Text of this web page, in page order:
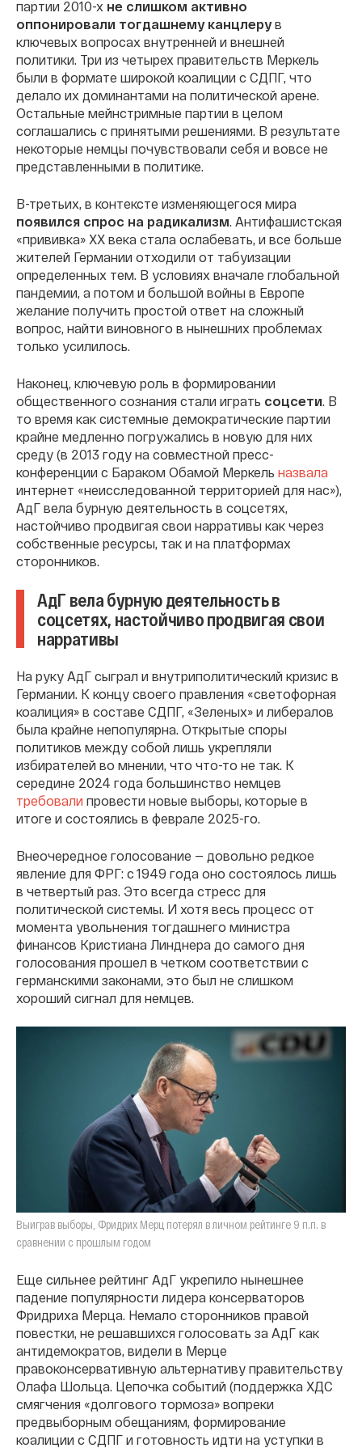
партии 2010-х не слишком активно
оппонировали тогдашнему канцлерув
ключевых вопросах внутренней и внешней
политики. Три из четырех правительств Меркель
были в формате широкой коалиции с СДПГ, что
делало их доминантами на политической арене.
Остальные мейнстримные партии в целом
соглашались с принятыми решениями. В результате
некоторые немцы почувствовали себя и вовсе не
представленными в политике.
В-третьих, в контексте изменяющегося мира
появился спрос на радикализм. Антифашистская
«прививка» XX века стала ослабевать, и все больше
жителей Германии отходили от табуизации
определенных тем. В условиях вначале глобальной
пандемии, а потом и большой войны в Европе
желание получить простой ответ на сложный
вопрос, найти виновного в нынешних проблемах
только усилилось.
Наконец, ключевую роль в формировании
общественного сознания стали играть соцсети. В
то время как системные демократические партии
крайне медленно погружались в новую для них
среду (в 2013 году на совместной пресс-
конференции с Бараком Обамой Меркель назвала
интернет «неисследованной территорией для нас»),
АдГ вела бурную деятельность в соцсетях,
настойчиво продвигая свои нарративы как через
собственные ресурсы, так и на платформах
сторонников.
АдГ вела бурную деятельность в
соцсетях, настойчиво продвигая свои
нарративы
На руку АдГ сыграл и внутриполитический кризис в
Германии. К концу своего правления «светофорная
коалиция» в составе СДПГ, «Зеленых» и либералов
была крайне непопулярна. Открытые споры
политиков между собой лишь укрепляли
избирателей во мнении, что что-то не так. К
середине 2024 года большинство немцев
требовали провести новые выборы, которые в
итоге и состоялись в феврале 2025-го.
Внеочередное голосование — довольно редкое
явление для ФРГ: с 1949 года оно состоялось лишь
в четвертый раз. Это всегда стресс для
политической системы. И хотя весь процесс от
момента увольнения тогдашнего министра
финансов Кристиана Линднера до самого дня
голосования прошел в четком соответствии с
германскими законами, это был не слишком
хороший сигнал для немцев.
Выиграв выборы, Фридрих Мерц потерял в личном рейтинге 9 п.п. в
сравнении с прошлым годом
Еще сильнее рейтинг АдГ укрепило нынешнее
падение популярности лидера консерваторов
Фридриха Мерца. Немало сторонников правой
повестки, не решавшихся голосовать за АдГ как
антидемократов, видели в Мерце
правоконсервативную альтернативу правительству
Олафа Шольца. Цепочка событий (поддержка ХДС
смягчения «долгового тормоза» вопреки
предвыборным обещаниям, формирование
коалиции с СДПГ и готовность идти на уступки в